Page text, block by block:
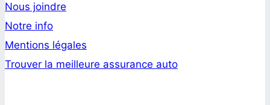
Nous joindre
Notre info
Mentions légales
Trouver la meilleure assurance auto